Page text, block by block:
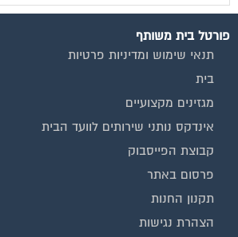
פורטל בית משותף
תנאי שימוש ומדיניות פרטיות
בית
מגזינים מקצועיים
אינדקס נותני שירותים לוועד הבית
קבוצת הפייסבוק
פרסום באתר
תקנון החנות
הצהרת נגישות